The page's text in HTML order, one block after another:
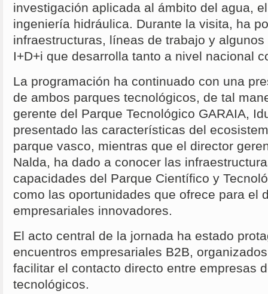
investigación aplicada al ámbito del agua,
ingeniería hidráulica. Durante la visita, ha
infraestructuras, líneas de trabajo y
I+D+i que desarrolla tanto a nivel nacional
La programación ha continuado con una
de ambos parques tecnológicos, de tal
gerente del Parque Tecnológico GARAIA,
presentado las características del
parque vasco, mientras que el director
Nalda, ha dado a conocer las
capacidades del Parque Científico y
como las oportunidades que ofrece para el
empresariales innovadores.
El acto central de la jornada ha estado
encuentros empresariales B2B,
facilitar el contacto directo entre empresas
tecnológicos.